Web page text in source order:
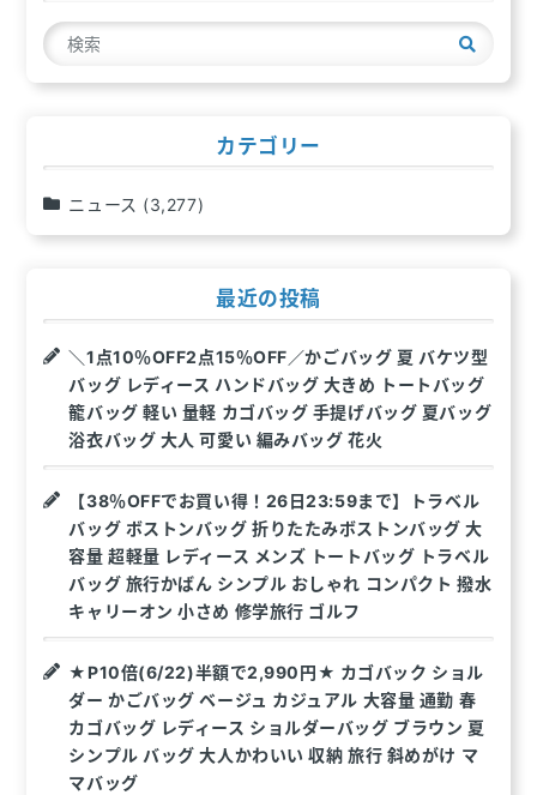
ー
シ
ョ
検
索
カテゴリー
ニュース (3,277)
最近の投稿
＼1点10％OFF2点15％OFF／かごバッグ 夏 バケツ型
バッグ レディース ハンドバッグ 大きめ トートバッグ
籠バッグ 軽い 量軽 カゴバッグ 手提げバッグ 夏バッグ
浴衣バッグ 大人 可愛い 編みバッグ 花火
【38％OFFでお買い得！26日23:59まで】トラベル
バッグ ボストンバッグ 折りたたみボストンバッグ 大
容量 超軽量 レディース メンズ トートバッグ トラベル
バッグ 旅行かばん シンプル おしゃれ コンパクト 撥水
キャリーオン 小さめ 修学旅行 ゴルフ
★P10倍(6/22)半額で2,990円★ カゴバック ショル
ダー かごバッグ ベージュ カジュアル 大容量 通勤 春
カゴバッグ レディース ショルダーバッグ ブラウン 夏
シンプル バッグ 大人かわいい 収納 旅行 斜めがけ マ
マバッグ